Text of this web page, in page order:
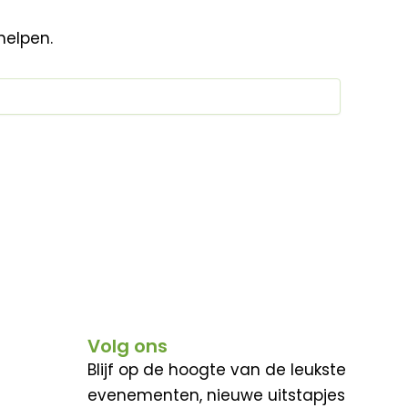
Volg ons
Blijf op de hoogte van de leukste
evenementen, nieuwe uitstapjes